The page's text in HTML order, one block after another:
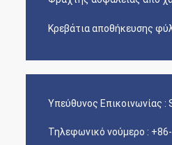
Κρεβάτια αποθήκευσης
Υπεύθυνος Επικοινωνίας :
Τηλεφωνικό νούμερο :